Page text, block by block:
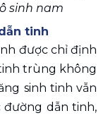
sinh nam
tinh
được chỉ định
trùng không
sinh tinh vẫn
đường dẫn tinh,